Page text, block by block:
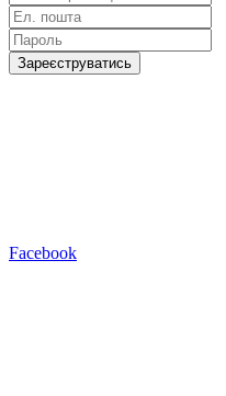
Зареєструватись
Facebook